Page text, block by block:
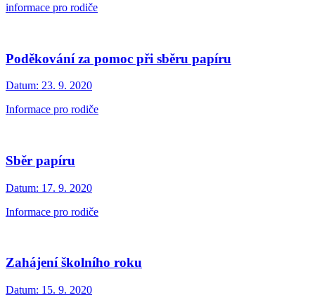
informace pro rodiče
Poděkování za pomoc při sběru papíru
Datum: 23. 9. 2020
Informace pro rodiče
Sběr papíru
Datum: 17. 9. 2020
Informace pro rodiče
Zahájení školního roku
Datum: 15. 9. 2020